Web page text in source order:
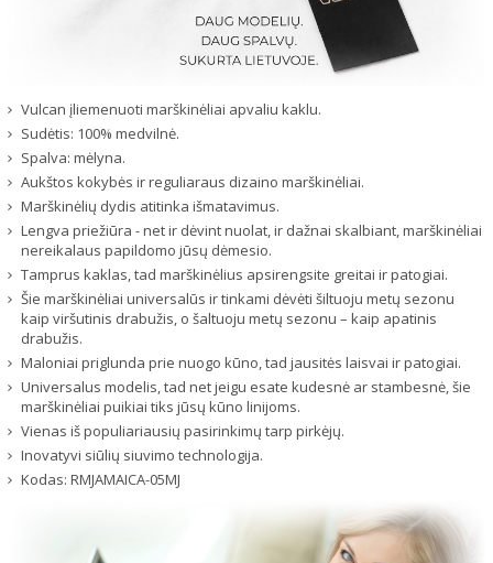
Vulcan įliemenuoti marškinėliai apvaliu kaklu.
Sudėtis: 100% medvilnė.
Spalva: mėlyna.
Aukštos kokybės ir reguliaraus dizaino marškinėliai.
Marškinėlių dydis atitinka išmatavimus.
Lengva priežiūra - net ir dėvint nuolat, ir dažnai skalbiant, marškinėliai
nereikalaus papildomo jūsų dėmesio.
Tamprus kaklas, tad marškinėlius apsirengsite greitai ir patogiai.
Šie marškinėliai universalūs ir tinkami dėvėti šiltuoju metų sezonu
kaip viršutinis drabužis, o šaltuoju metų sezonu – kaip apatinis
drabužis.
Maloniai priglunda prie nuogo kūno, tad jausitės laisvai ir patogiai.
Universalus modelis, tad net jeigu esate kudesnė ar stambesnė, šie
marškinėliai puikiai tiks jūsų kūno linijoms.
Vienas iš populiariausių pasirinkimų tarp pirkėjų.
Inovatyvi siūlių siuvimo technologija.
Kodas: RMJAMAICA-05MJ